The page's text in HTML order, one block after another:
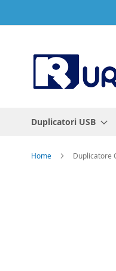
al
Duplicatori USB
Home Duplicatore